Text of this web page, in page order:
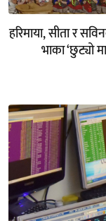
हरिमाया, सीता र
भाका ‘छुट्यो